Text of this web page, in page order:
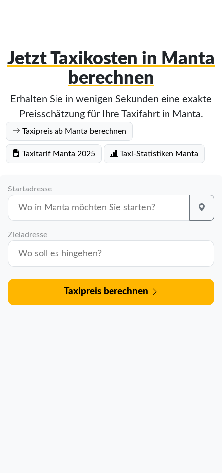
Jetzt Taxikosten in Manta
berechnen
Erhalten Sie in wenigen Sekunden eine exakte
Preisschätzung für Ihre Taxifahrt in Manta.
Taxipreis ab Manta berechnen
Taxitarif Manta 2025 Taxi-Statistiken Manta
Startadresse
Zieladresse
Taxipreis berechnen